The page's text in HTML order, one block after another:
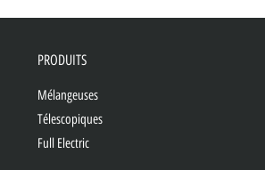
PRODUITS
Mélangeuses
Télescopiques
Full Electric